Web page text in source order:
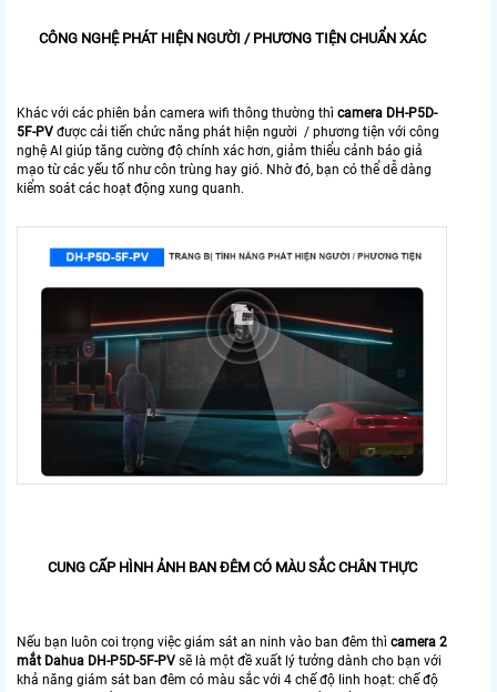
CÔNG NGHỆ PHÁT HIỆN NGƯỜI / PHƯƠNG TIỆN CHUẨN XÁC
Khác với các phiên bản camera wifi thông thường thì camera DH-P5D-
5F-PV được cải tiến chức năng phát hiện người / phương tiện với công
nghệ AI giúp tăng cường độ chính xác hơn, giảm thiểu cảnh báo giả
mạo từ các yếu tố như côn trùng hay gió. Nhờ đó, bạn có thể dễ dàng
kiểm soát các hoạt động xung quanh.
CUNG CẤP HÌNH ẢNH BAN ĐÊM CÓ MÀU SẮC CHÂN THỰC
Nếu bạn luôn coi trọng việc giám sát an ninh vào ban đêm thì camera 2
mắt Dahua DH-P5D-5F-PV sẽ là một đề xuất lý tưởng dành cho bạn với
khả năng giám sát ban đêm có màu sắc với 4 chế độ linh hoạt: chế độ